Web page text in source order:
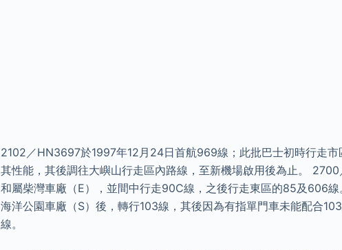
2102／HN3697於1997年12月24日首航969線；此批巴士初時行走
其性能，其後調往大嶼山行走區內路線，至新機場啟用後為止。
和屬柴灣車廠（E），並間中行走90C線，之後行走東區的85及606
海洋公園車廠（S）後，轉行103線，其後因為有指單門車未能配合
線。